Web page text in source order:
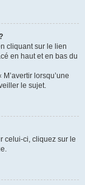
cliquant sur le lien
en haut et en bas du
lorsqu’une
le sujet.
celui-ci, cliquez sur le